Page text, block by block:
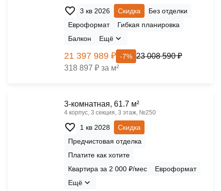
3 кв 2026 Скидка
Без отделки
Евроформат
Гибкая планировка
Балкон
Ещё
21 397 989 ₽ -7% 23 008 590 ₽
318 897 ₽ за м²
3-комнатная, 61.7 м²
4 корпус, 3 секция, 3 этаж, №250
1 кв 2028
Скидка
Предчистовая отделка
Платите как хотите
Квартира за 2 000 ₽/мес
Евроформат
Ещё